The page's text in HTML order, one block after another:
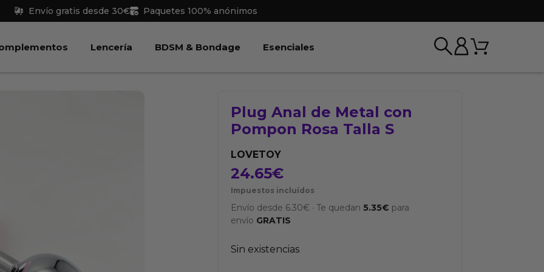
Envío gratis desde 30€ Paquetes 100% anónimos
Juguetes Abrir Complementos
Lencería Abrir Lencería
BDSM & Bondage Abrir BDSM & Bondage
Esenciales Carrito
Plug Anal de Metal con
Pompon Rosa Talla S
LOVETOY
24.65€
Impuestos incluídos
Envío desde 6.30€ ·Te quedan5.35€ para
envío GRATIS
Sin existencias